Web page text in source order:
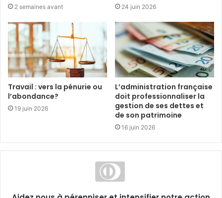
2 semaines avant 24 juin 2026
Travail : vers la pénurie ou
l’abondance?
19 juin 2026
L’administration française
doit professionnaliser la
gestion de ses dettes et
de son patrimoine
16 juin 2026